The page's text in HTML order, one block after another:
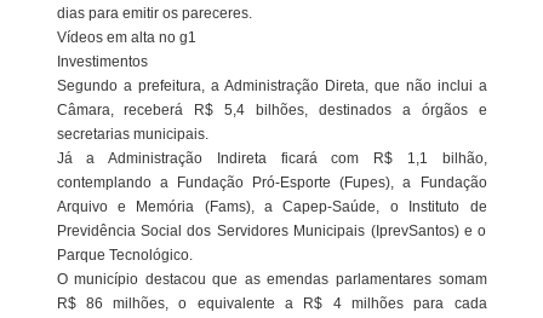
dias para emitir os pareceres.
Vídeos em alta no g1
Investimentos
Segundo a prefeitura, a Administração Direta, que não inclui a
Câmara, receberá R$ 5,4 bilhões, destinados a órgãos e
secretarias municipais.
Já a Administração Indireta ficará com R$ 1,1 bilhão,
contemplando a Fundação Pró-Esporte (Fupes), a Fundação
Arquivo e Memória (Fams), a Capep-Saúde, o Instituto de
Previdência Social dos Servidores Municipais (IprevSantos) e o
Parque Tecnológico.
O município destacou que as emendas parlamentares somam
R$ 86 milhões, o equivalente a R$ 4 milhões para cada